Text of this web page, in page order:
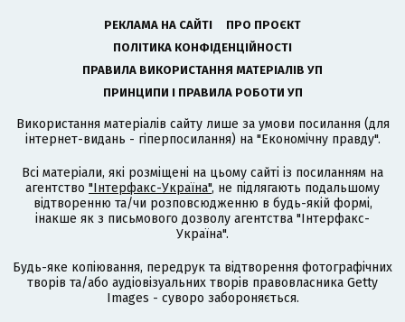
РЕКЛАМА НА САЙТІ
ПРО ПРОЄКТ
ПОЛІТИКА КОНФІДЕНЦІЙНОСТІ
ПРАВИЛА ВИКОРИСТАННЯ МАТЕРІАЛІВ УП
ПРИНЦИПИ І ПРАВИЛА РОБОТИ УП
Використання матеріалів сайту лише за умови посилання (для
інтернет-видань - гіперпосилання) на "Економічну правду".
Всі матеріали, які розміщені на цьому сайті із посиланням на
агентство "Інтерфакс-Україна", не підлягають подальшому
відтворенню та/чи розповсюдженню в будь-якій формі,
інакше як з письмового дозволу агентства "Інтерфакс-
Україна".
Будь-яке копіювання, передрук та відтворення фотографічних
творів та/або аудіовізуальних творів правовласника Getty
Images - суворо забороняється.